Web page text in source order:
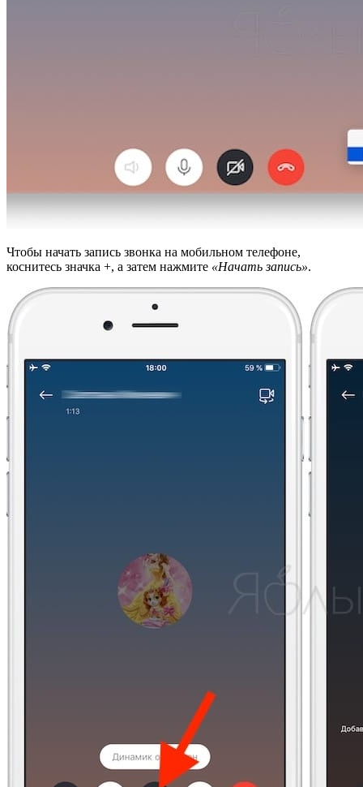
Чтобы начать запись звонка на мобильном телефоне,
коснитесь значка +, а затем нажмите «Начать запись».